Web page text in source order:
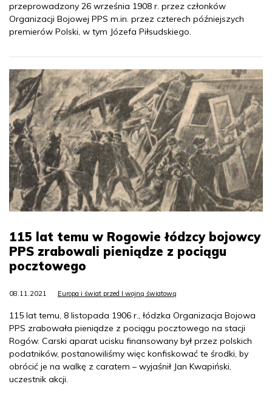
przeprowadzony 26 września 1908 r. przez członków
Organizacji Bojowej PPS m.in. przez czterech późniejszych
premierów Polski, w tym Józefa Piłsudskiego.
115 lat temu w Rogowie łódzcy bojowcy
PPS zrabowali pieniądze z pociągu
pocztowego
08.11.2021 Europa i świat przed I wojną światową
115 lat temu, 8 listopada 1906 r., łódzka Organizacja Bojowa
PPS zrabowała pieniądze z pociągu pocztowego na stacji
Rogów. Carski aparat ucisku finansowany był przez polskich
podatników, postanowiliśmy więc konfiskować te środki, by
obrócić je na walkę z caratem – wyjaśnił Jan Kwapiński,
uczestnik akcji.